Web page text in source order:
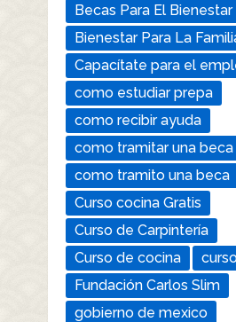
Becas Para El Bienestar
Bienestar Para La
Capacítate para el
como estudiar prepa
como recibir ayuda
como tramitar una beca
como tramito una beca
Curso cocina Gratis
Curso de Carpintería
Curso de cocina
Fundación Carlos Slim
gobierno de mexico